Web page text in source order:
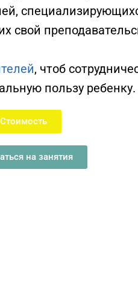
свой
, чтоб
пользу ребенку.
Стоимость
на занятия